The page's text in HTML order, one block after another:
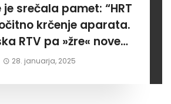
je srečala pamet: “HRT
krčenje aparata.
RTV pa »žre« nove
za rdeče programe”
28. januarja, 2025